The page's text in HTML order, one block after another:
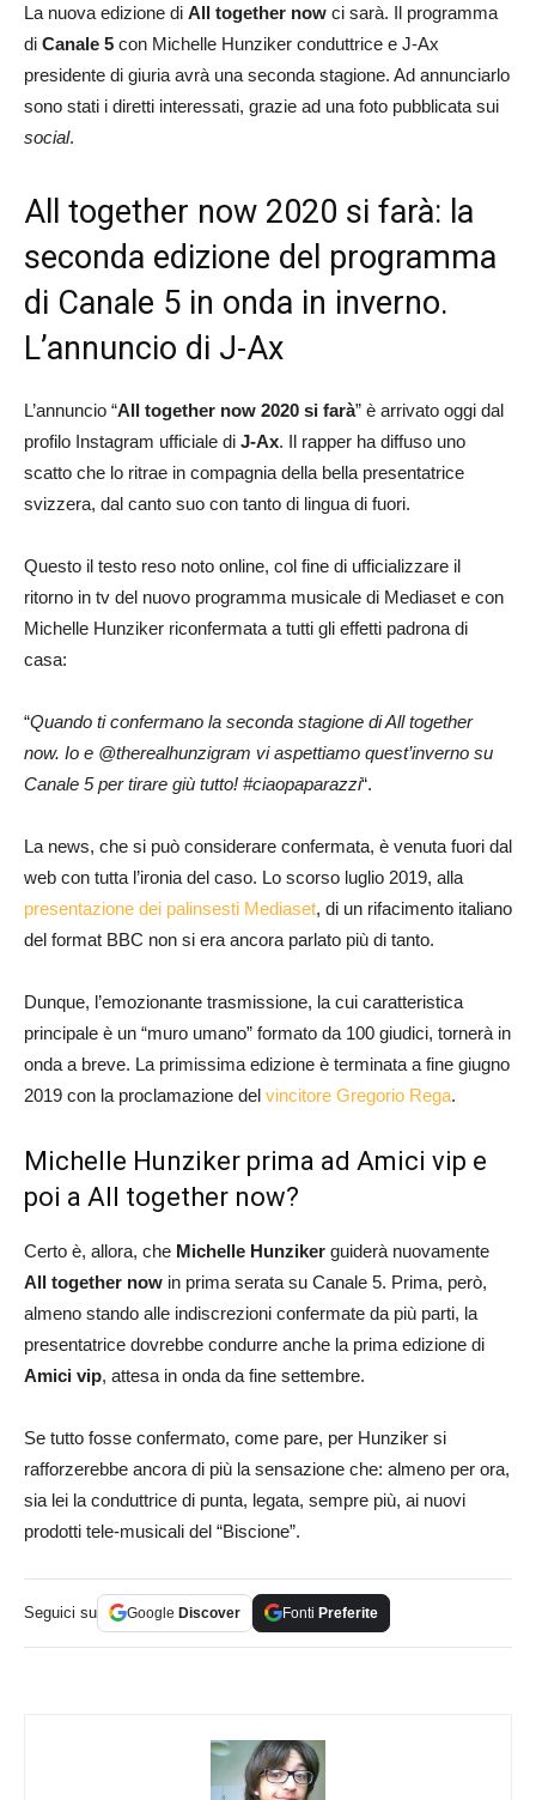
La nuova edizione di All together now ci sarà. Il programma
di Canale 5 con Michelle Hunziker conduttrice e J-Ax
presidente di giuria avrà una seconda stagione. Ad annunciarlo
sono stati i diretti interessati, grazie ad una foto pubblicata sui
social.
All together now 2020 si farà: la
seconda edizione del programma
di Canale 5 in onda in inverno.
L’annuncio di J-Ax
L’annuncio “All together now 2020 si farà” è arrivato oggi dal
profilo Instagram ufficiale di J-Ax. Il rapper ha diffuso uno
scatto che lo ritrae in compagnia della bella presentatrice
svizzera, dal canto suo con tanto di lingua di fuori.
Questo il testo reso noto online, col fine di ufficializzare il
ritorno in tv del nuovo programma musicale di Mediaset e con
Michelle Hunziker riconfermata a tutti gli effetti padrona di
casa:
“Quando ti confermano la seconda stagione di All together
now. Io e @therealhunzigram vi aspettiamo quest’inverno su
Canale 5 per tirare giù tutto! #ciaopaparazzi“.
La news, che si può considerare confermata, è venuta fuori dal
web con tutta l’ironia del caso. Lo scorso luglio 2019, alla
presentazione dei palinsesti Mediaset, di un rifacimento italiano
del format BBC non si era ancora parlato più di tanto.
Dunque, l’emozionante trasmissione, la cui caratteristica
principale è un “muro umano” formato da 100 giudici, tornerà in
onda a breve. La primissima edizione è terminata a fine giugno
2019 con la proclamazione del vincitore Gregorio Rega.
Michelle Hunziker prima ad Amici vip e
poi a All together now?
Certo è, allora, che Michelle Hunziker guiderà nuovamente
All together now in prima serata su Canale 5. Prima, però,
almeno stando alle indiscrezioni confermate da più parti, la
presentatrice dovrebbe condurre anche la prima edizione di
Amici vip, attesa in onda da fine settembre.
Se tutto fosse confermato, come pare, per Hunziker si
rafforzerebbe ancora di più la sensazione che: almeno per ora,
sia lei la conduttrice di punta, legata, sempre più, ai nuovi
prodotti tele-musicali del “Biscione”.
Seguici su Google Discover Fonti Preferite